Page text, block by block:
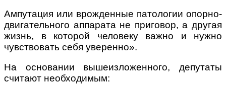
Ампутация или врожденные патологии опорно-
двигательного аппарата не приговор, а другая
жизнь, в которой человеку важно и нужно
чувствовать себя уверенно».
На основании вышеизложенного, депутаты
считают необходимым: